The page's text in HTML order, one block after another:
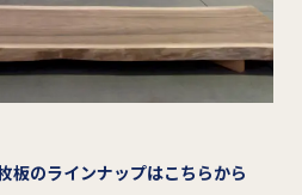
板のラインナップはこちらから